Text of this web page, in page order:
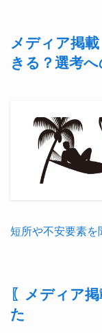
メディア掲
きる？選考
短所や不安要素を
〖メディア
た